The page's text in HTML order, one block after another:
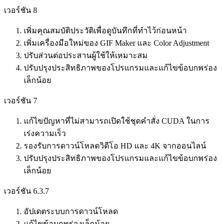
เวอร์ชัน 8
เพิ่มคุณสมบัติประวัติเพื่อดูบันทึกที่ทำไว้ก่อนหน้า
​​​​​​เพิ่มเครื่องมือใหม่ของ GIF Maker และ Color Adjustment
ปรับส่วนต่อประสานผู้ใช้ให้เหมาะสม
ปรับปรุงประสิทธิภาพของโปรแกรมและแก้ไขข้อบกพร่อง
เล็กน้อย
เวอร์ชัน 7
แก้ไขปัญหาที่ไม่สามารถเปิดใช้ชุดคำสั่ง CUDA ในการ
เร่งความเร็ว
รองรับการดาวน์โหลดวิดีโอ HD และ 4K จากออนไลน์
ปรับปรุงประสิทธิภาพของโปรแกรมและแก้ไขข้อบกพร่อง
เล็กน้อย
เวอร์ชัน 6.3.7
อัปเดตระบบการดาวน์โหลด